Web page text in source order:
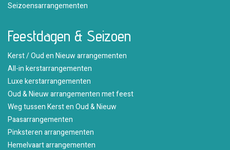
Seizoensarrangementen
Feestdagen & Seizoen
Kerst / Oud en Nieuw arrangementen
All-in kerstarrangementen
Luxe kerstarrangementen
Oud & Nieuw arrangementen met feest
Weg tussen Kerst en Oud & Nieuw
Paasarrangementen
Pinksteren arrangementen
Hemelvaart arrangementen